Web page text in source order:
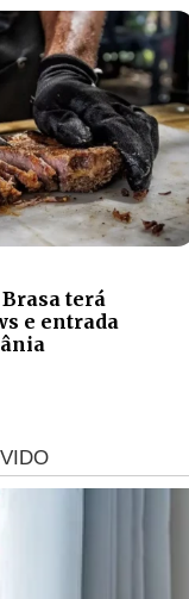
terá
e entrada